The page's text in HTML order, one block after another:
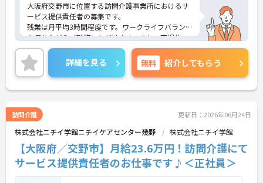
大阪府交野市に位置する訪問介護事業所におけるサ
ービス提供責任者の募集です。
残業は月平均3時間程度です。ワークライフバランス
を保ちながらご勤務いただけます。また、育児休
業・介護休業・看護休暇の取得実績があり、ライフ
ステージが変化しても働ける職場環境です。
ご興味のある方には、面接対策ポイントなど、さら
に詳細をご案内しますのでお気軽にご相談くださ
い！
詳細を見る 無料 紹介してもらう
訪問介護 更新日：2026年06月24日
株式会社ニチイ学館ニチイケアセンター幾野 株式会社ニチイ学館
【大阪府／交野市】月給23.6万円！訪問介護にて
サービス提供責任者のお仕事です♪＜正社員＞